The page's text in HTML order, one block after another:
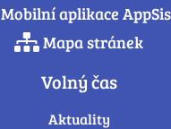
Mobilní aplikace
Mapa stránek
Volný čas
Aktuality